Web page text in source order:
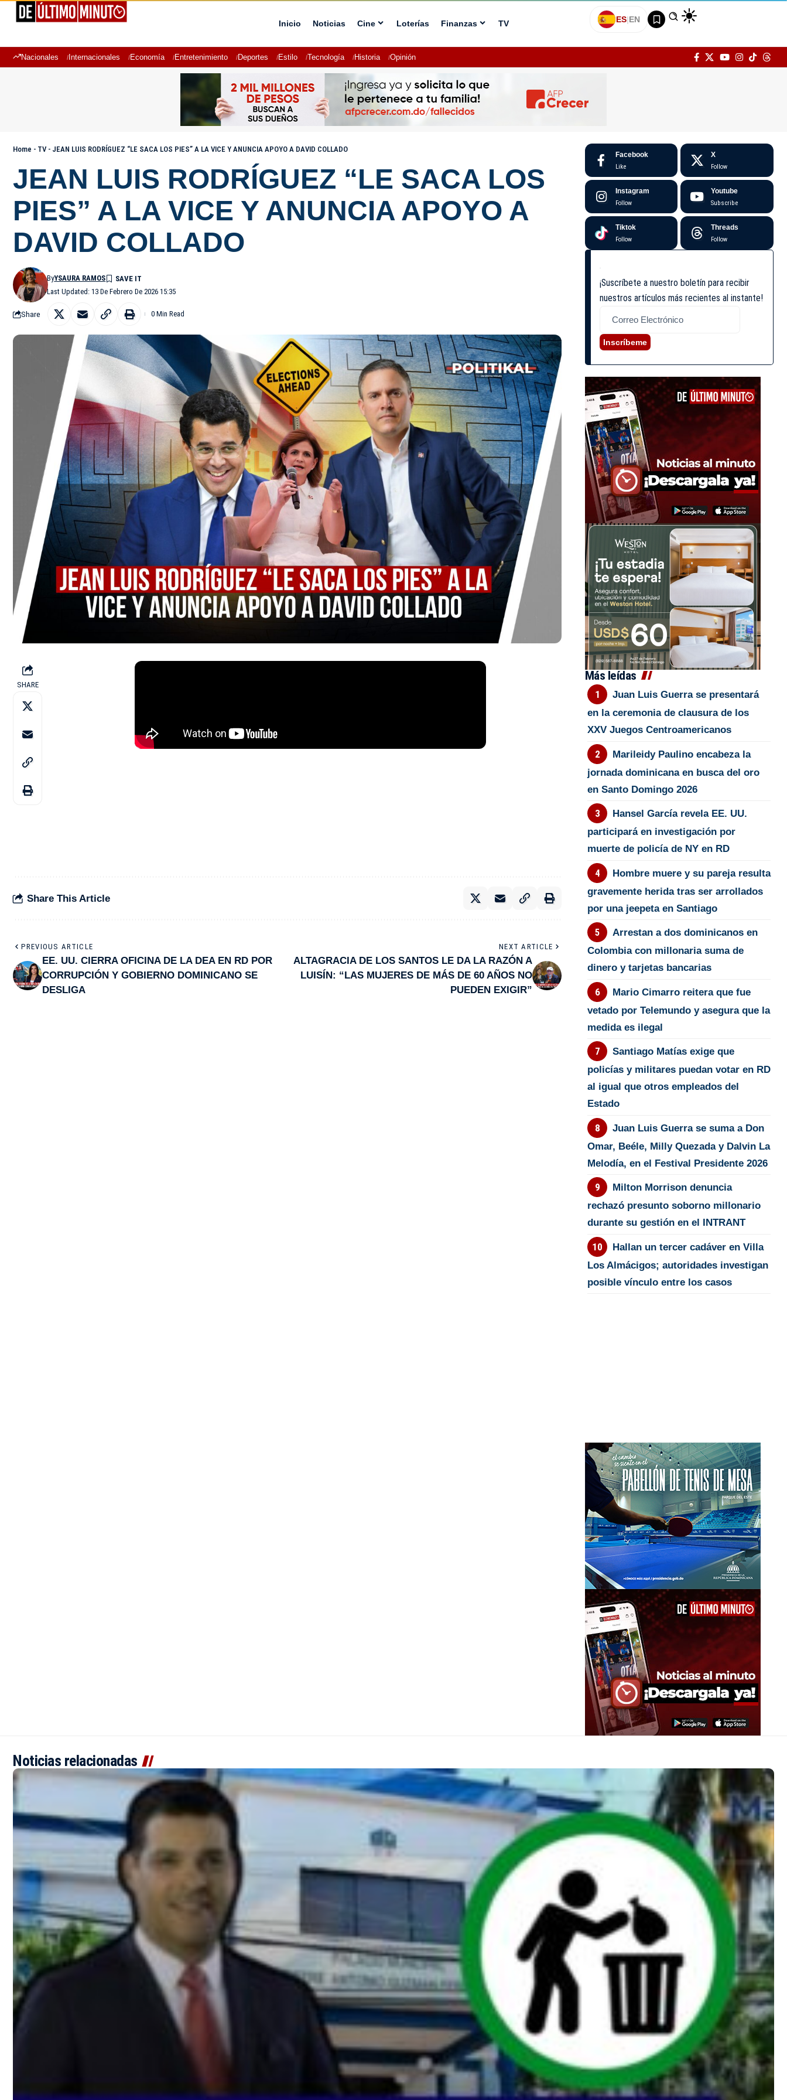
Inicio Noticias Cine Loterías Finanzas TV ES|EN
Nacionales Internacionales Economía Entretenimiento Deportes Estilo Tecnología Historia Opinión
Home - TV- JEAN LUIS RODRÍGUEZ “LE SACA LOS PIES” A LA VICE Y ANUNCIA APOYO A DAVID COLLADO
JEAN LUIS RODRÍGUEZ “LE SACA LOS
PIES” A LA VICE Y ANUNCIA APOYO A
DAVID COLLADO
Last Updated: 13 De Febrero De 2026 15:35
ByYSAURA RAMOS
Share 0 Min Read
SHARE
Share This Article
PREVIOUS ARTICLE
EE. UU. CIERRA OFICINA DE LA DEA EN RD POR
CORRUPCIÓN Y GOBIERNO DOMINICANO SE
DESLIGA
NEXT ARTICLE
ALTAGRACIA DE LOS SANTOS LE DA LA RAZÓN A
LUISÍN: “LAS MUJERES DE MÁS DE 60 AÑOS NO
PUEDEN EXIGIR”
Facebook
Like
X
Follow
Instagram
Follow
Youtube
Subscribe
Tiktok
Follow
Threads
Follow
¡Suscríbete a nuestro boletín para recibir
nuestros artículos más recientes al instante!
Inscríbeme
Más leídas
Juan Luis Guerra se presentará
en la ceremonia de clausura de los
XXV Juegos Centroamericanos
Marileidy Paulino encabeza la
jornada dominicana en busca del oro
en Santo Domingo 2026
Hansel García revela EE. UU.
participará en investigación por
muerte de policía de NY en RD
Hombre muere y su pareja resulta
gravemente herida tras ser arrollados
por una jeepeta en Santiago
Arrestan a dos dominicanos en
Colombia con millonaria suma de
dinero y tarjetas bancarias
Mario Cimarro reitera que fue
vetado por Telemundo y asegura que la
medida es ilegal
Santiago Matías exige que
policías y militares puedan votar en RD
al igual que otros empleados del
Estado
Juan Luis Guerra se suma a Don
Omar, Beéle, Milly Quezada y Dalvin La
Melodía, en el Festival Presidente 2026
Milton Morrison denuncia
rechazó presunto soborno millonario
durante su gestión en el INTRANT
Hallan un tercer cadáver en Villa
Los Almácigos; autoridades investigan
posible vínculo entre los casos
Noticias relacionadas